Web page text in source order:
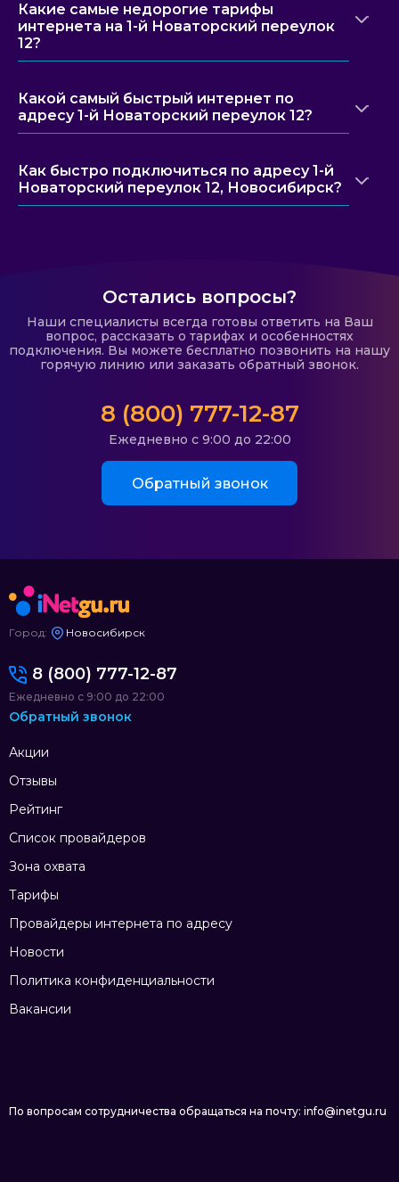
Какие самые недорогие тарифы
интернета на 1-й Новаторский переулок
12?
Какой самый быстрый интернет по
адресу 1-й Новаторский переулок 12?
Как быстро подключиться по адресу 1-й
Новаторский переулок 12, Новосибирск?
Остались вопросы?
Наши специалисты всегда готовы ответить на Ваш
вопрос, рассказать о тарифах и особенностях
подключения. Вы можете бесплатно позвонить на нашу
горячую линию или заказать обратный звонок.
8 (800) 777-12-87
Ежедневно с 9:00 до 22:00
Обратный звонок
Город: Новосибирск
Акции
Отзывы
Рейтинг
Список провайдеров
Зона охвата
Тарифы
Провайдеры интернета по адресу
Новости
Политика конфиденциальности
Вакансии
8 (800) 777-12-87
Ежедневно с 9:00 до 22:00
Обратный звонок
По вопросам сотрудничества обращаться на почту: info@inetgu.ru